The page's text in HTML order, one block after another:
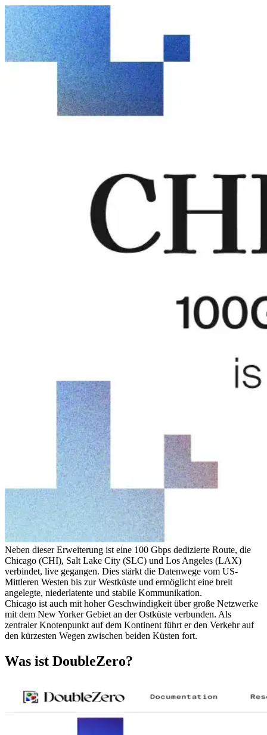
Neben dieser Erweiterung ist eine 100 Gbps dedizierte Route, die
Chicago (CHI), Salt Lake City (SLC) und Los Angeles (LAX)
verbindet, live gegangen. Dies stärkt die Datenwege vom US-
Mittleren Westen bis zur Westküste und ermöglicht eine breit
angelegte, niederlatente und stabile Kommunikation.
Chicago ist auch mit hoher Geschwindigkeit über große Netzwerke
mit dem New Yorker Gebiet an der Ostküste verbunden. Als
zentraler Knotenpunkt auf dem Kontinent führt er den Verkehr auf
den kürzesten Wegen zwischen beiden Küsten fort.
Was ist DoubleZero?